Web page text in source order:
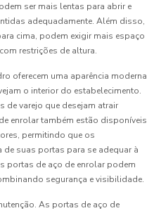
ser mais lentas para abrir e
adequadamente. Além disso,
cima, podem exigir mais espaço
restrições de altura.
oferecem uma aparência moderna
o interior do estabelecimento.
de varejo que desejam atrair
enrolar também estão disponíveis
permitindo que os
suas portas para se adequar à
portas de aço de enrolar podem
segurança e visibilidade.
As portas de aço de